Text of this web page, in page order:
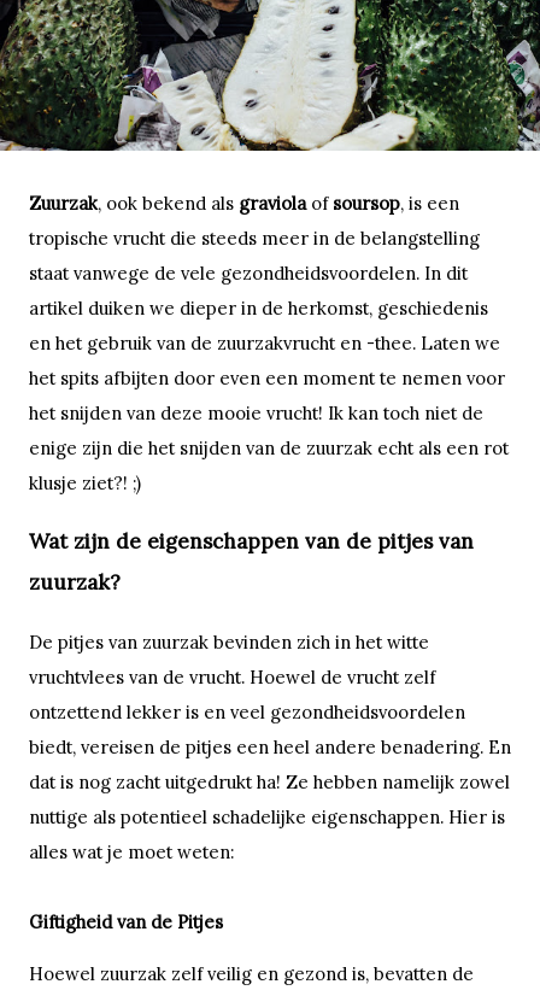
Zuurzak, ook bekend als graviolaofsoursop, is een
tropische vrucht die steeds meer in de belangstelling
staat vanwege de vele gezondheidsvoordelen. In dit
artikel duiken we dieper in de herkomst, geschiedenis
en het gebruik van de zuurzakvrucht en -thee. Laten we
het spits afbijten door even een moment te nemen voor
het snijden van deze mooie vrucht! Ik kan toch niet de
enige zijn die het snijden van de zuurzak echt als een rot
klusje ziet?! ;)
Wat zijn de eigenschappen van de pitjes van
zuurzak?
De pitjes van zuurzak bevinden zich in het witte
vruchtvlees van de vrucht. Hoewel de vrucht zelf
ontzettend lekker is en veel gezondheidsvoordelen
biedt, vereisen de pitjes een heel andere benadering. En
dat is nog zacht uitgedrukt ha! Ze hebben namelijk zowel
nuttige als potentieel schadelijke eigenschappen. Hier is
alles wat je moet weten:
Giftigheid van de Pitjes
Hoewel zuurzak zelf veilig en gezond is, bevatten de